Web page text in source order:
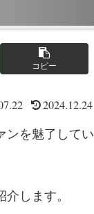
コピー
2024.12.24
ンを魅了してい
します。